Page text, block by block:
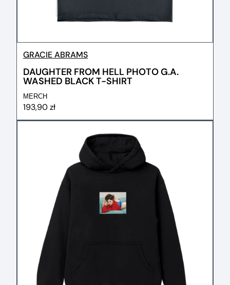
GRACIE ABRAMS
DAUGHTER FROM HELL PHOTO G.A.
WASHED BLACK T-SHIRT
MERCH
193,90 zł